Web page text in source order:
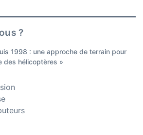
?
1998 : une approche de terrain pour
des hélicoptères »